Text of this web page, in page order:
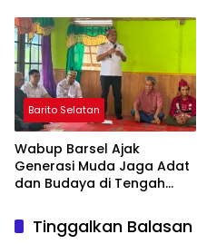
Bebas Kabut Asap
Barito Selatan
Wabup Barsel Ajak
Generasi Muda Jaga Adat
dan Budaya di Tengah
Tinggalkan Balasan